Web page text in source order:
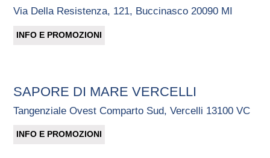
Via Della Resistenza, 121, Buccinasco 20090 MI
INFO E PROMOZIONI
SAPORE DI MARE VERCELLI
Tangenziale Ovest Comparto Sud, Vercelli 13100 VC
INFO E PROMOZIONI